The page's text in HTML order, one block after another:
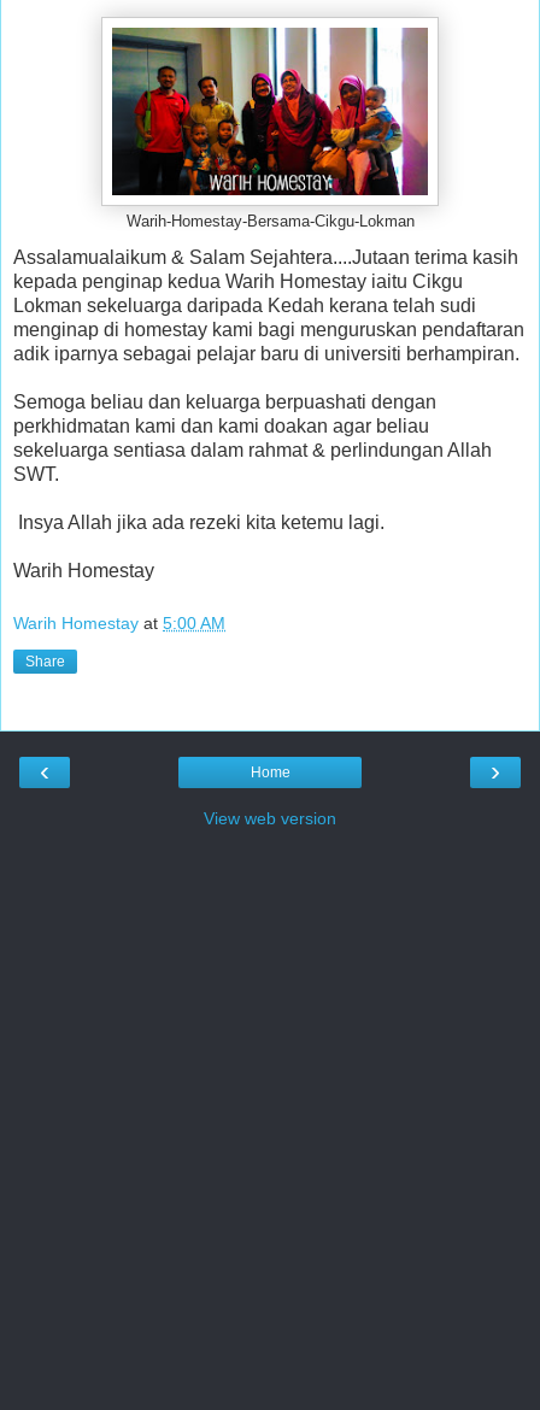
Warih-Homestay-Bersama-Cikgu-Lokman
Assalamualaikum & Salam Sejahtera....Jutaan terima kasih
kepada penginap kedua Warih Homestay iaitu Cikgu
Lokman sekeluarga daripada Kedah kerana telah sudi
menginap di homestay kami bagi menguruskan pendaftaran
adik iparnya sebagai pelajar baru di universiti berhampiran.
Semoga beliau dan keluarga berpuashati dengan
perkhidmatan kami dan kami doakan agar beliau
sekeluarga sentiasa dalam rahmat & perlindungan Allah
SWT.
Insya Allah jika ada rezeki kita ketemu lagi.
Warih Homestay
Warih Homestay at 5:00 AM
Share
‹ ›
Home
View web version